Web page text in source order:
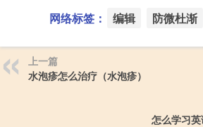
网络标签： 编辑 防微杜渐
上一篇
水泡疹怎么治疗（水泡疹）
怎么学习英